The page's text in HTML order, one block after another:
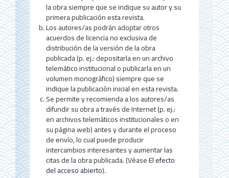
c
u
l
o
la obra siempre que se indique su autor y su
primera publicación esta revista.
Los autores/as podrán adoptar otros
acuerdos de licencia no exclusiva de
distribución de la versión de la obra
publicada (p. ej.: depositarla en un archivo
telemático institucional o publicarla en un
volumen monográfico) siempre que se
indique la publicación inicial en esta revista.
Se permite y recomienda a los autores/as
difundir su obra a través de Internet (p. ej.:
en archivos telemáticos institucionales o en
su página web) antes y durante el proceso
de envío, lo cual puede producir
intercambios interesantes y aumentar las
citas de la obra publicada. (VéaseEl efecto
del acceso abierto).